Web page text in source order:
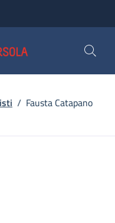
/ Fausta Catapano